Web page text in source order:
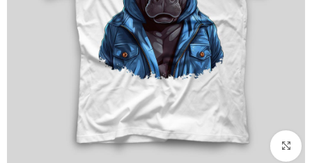
بزرگنمایی تصویر